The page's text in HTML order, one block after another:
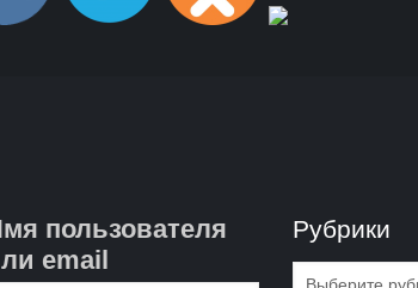
пользователя
email
Рубрики
Рубрики